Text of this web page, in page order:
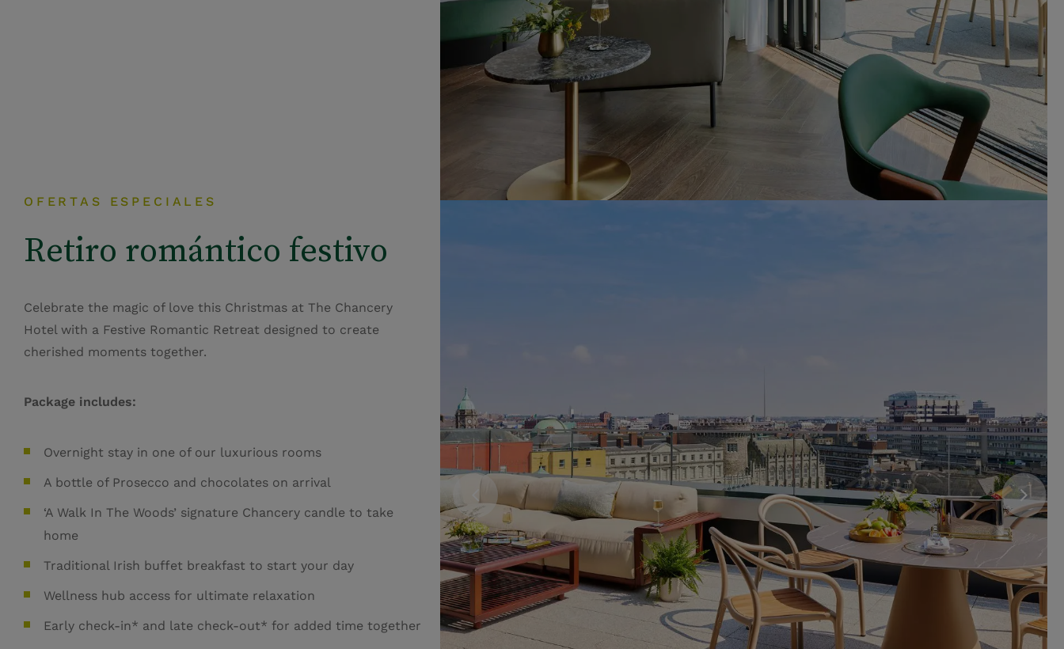
OFERTAS ESPECIALES
Retiro romántico festivo
Celebrate the magic of love this Christmas at The Chancery
Hotel with a Festive Romantic Retreat designed to create
cherished moments together.
Package includes:
Overnight stay in one of our luxurious rooms
A bottle of Prosecco and chocolates on arrival
‘A Walk In The Woods’ signature Chancery candle to take
home
Traditional Irish buffet breakfast to start your day
Wellness hub access for ultimate relaxation
Early check-in* and late check-out* for added time together